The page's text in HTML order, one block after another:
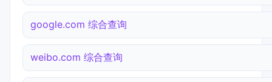
google.com 综合查询
weibo.com 综合查询